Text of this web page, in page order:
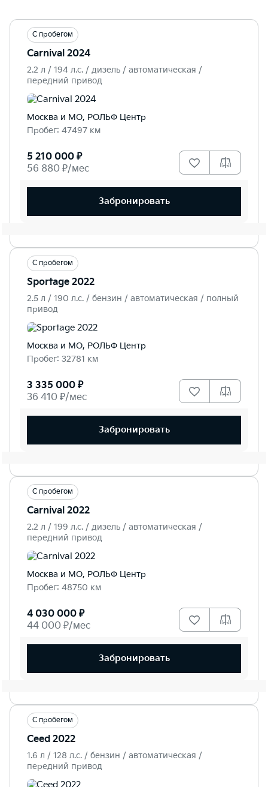
С пробегом
Carnival 2024
2.2 л / 194 л.c. / дизель / автоматическая /
передний привод
Москва и МО, РОЛЬФ Центр
Пробег: 47497 км
5 210 000 ₽
56 880 ₽/мес
Забронировать
С пробегом
Sportage 2022
2.5 л / 190 л.c. / бензин / автоматическая / полный
привод
Москва и МО, РОЛЬФ Центр
Пробег: 32781 км
3 335 000 ₽
36 410 ₽/мес
Забронировать
С пробегом
Carnival 2022
2.2 л / 199 л.c. / дизель / автоматическая /
передний привод
Москва и МО, РОЛЬФ Центр
Пробег: 48750 км
4 030 000 ₽
44 000 ₽/мес
Забронировать
С пробегом
Ceed 2022
1.6 л / 128 л.c. / бензин / автоматическая /
передний привод